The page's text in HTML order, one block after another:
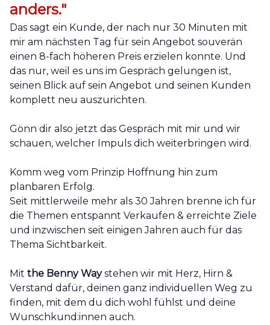
anders."
Das sagt ein Kunde, der nach nur 30 Minuten mit
mir am nächsten Tag für sein Angebot souverän
einen 8-fach höheren Preis erzielen konnte. Und
das nur, weil es uns im Gespräch gelungen ist,
seinen Blick auf sein Angebot und seinen Kunden
komplett neu auszurichten.
Gönn dir also jetzt das Gespräch mit mir und wir
schauen, welcher Impuls dich weiterbringen wird.
Komm weg vom Prinzip Hoffnung hin zum
planbaren Erfolg.
Seit mittlerweile mehr als 30 Jahren brenne ich für
die Themen entspannt Verkaufen & erreichte Ziele
und inzwischen seit einigen Jahren auch für das
Thema Sichtbarkeit.
Mit the Benny Waystehen wir mit Herz, Hirn &
Verstand dafür, deinen ganz individuellen Weg zu
finden, mit dem du dich wohl fühlst und deine
Wunschkund:innen auch.